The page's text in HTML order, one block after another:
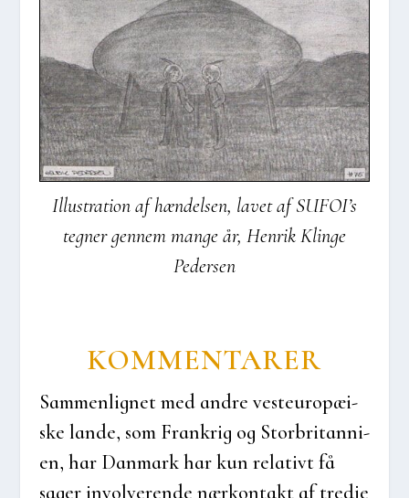
Illu­stra­tion af hæn­del­sen, lavet af SUFOI’s
teg­ner gen­nem man­ge år, Hen­rik Klin­ge
Peder­sen
KOM­MEN­TA­RER
Sam­men­lig­net med andre vest­eu­ro­pæ­i­
ske lan­de, som Frank­rig og Stor­bri­tan­ni­
en, har Dan­mark har kun rela­tivt få
sager invol­ve­ren­de nær­kon­takt af tred­je